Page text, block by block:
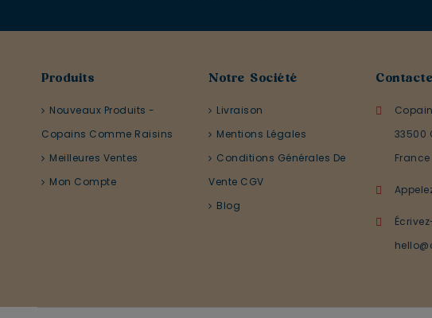
Produits
Nouveaux Produits -
Copains Comme Raisins
Meilleures Ventes
Mon Compte
Notre Société
Livraison
Mentions Légales
Conditions Générales De
Vente CGV
Blog
33500
France